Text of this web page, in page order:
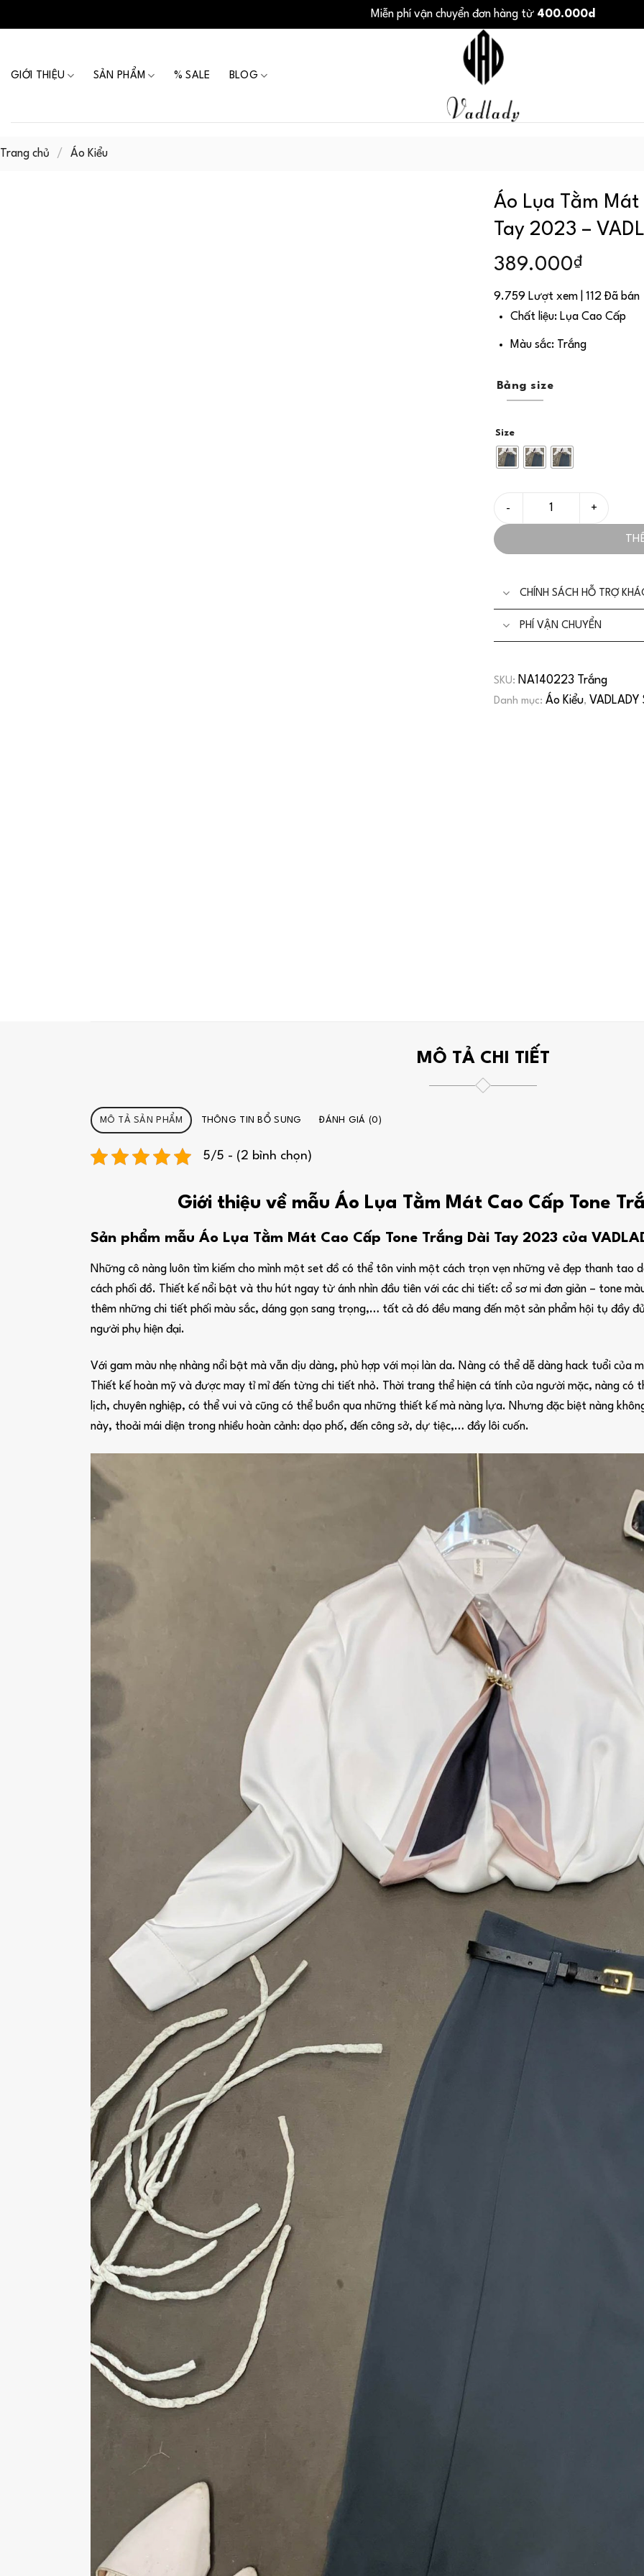
to
Miễn phí vận chuyển đơn hàng từ 400.000d
GIỚI THIỆU SẢN PHẨM % SALE BLOG
Trang chủ / Áo Kiểu
Áo Lụa Tằm Mát
Tay 2023 –
389.000₫
9.759 Lượt xem | 112 Đã bán
Chất liệu: Lụa Cao Cấp
Màu sắc: Trắng
Bảng size
Size
CHÍNH SÁCH HỖ TRỢ
PHÍ VẬN CHUYỂN
SKU: NA140223 Trắng
Danh mục: Áo Kiểu,
MÔ TẢ CHI TIẾT
MÔ TẢ SẢN PHẨM THÔNG TIN BỔ SUNG ĐÁNH GIÁ (0)
5/5 - (2 bình chọn)
Giới thiệu về mẫu Áo Lụa Tằm Mát Cao Cấp Tone
Sản phẩm mẫu Áo Lụa Tằm Mát Cao Cấp Tone Trắng Dài Tay 2023 của
Những cô nàng luôn tìm kiếm cho mình một set đồ có thể tôn vinh một cách trọn vẹn những vẻ đẹp thanh tao
cách phối đồ. Thiết kế nổi bật và thu hút ngay từ ánh nhìn đầu tiên với các chi tiết: cổ sơ mi đơn giản – tone
thêm những chi tiết phối màu sắc, dáng gọn sang trọng,… tất cả đó đều mang đến một sản phẩm hội tụ đầy
người phụ hiện đại.
Với gam màu nhẹ nhàng nổi bật mà vẫn dịu dàng, phù hợp với mọi làn da. Nàng có thể dễ dàng hack tuổi của
Thiết kế hoàn mỹ và được may tỉ mỉ đến từng chi tiết nhỏ. Thời trang thể hiện cá tính của người mặc, nàng có
lịch, chuyên nghiệp, có thể vui và cũng có thể buồn qua những thiết kế mà nàng lựa. Nhưng đặc biệt nàng
này, thoải mái diện trong nhiều hoàn cảnh: dạo phố, đến công sở, dự tiệc,… đầy lôi cuốn.